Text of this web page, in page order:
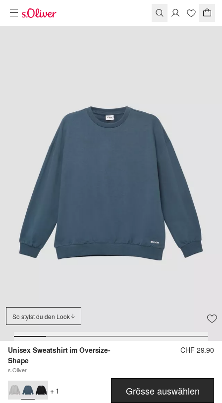
So stylst du den Look
Unisex Sweatshirt im Oversize-
Shape
s.Oliver
CHF 29.90
+ 1 Grösse auswählen